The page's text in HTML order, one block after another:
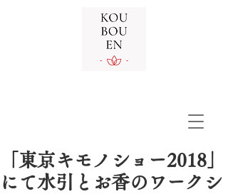
「東京キモノショー2018」
にて水引とお香のワークシ